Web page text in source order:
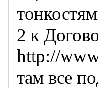
2 к
http://
там все